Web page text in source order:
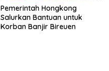
Pemerintah Hongkong
Salurkan Bantuan untuk
Korban Banjir Bireuen